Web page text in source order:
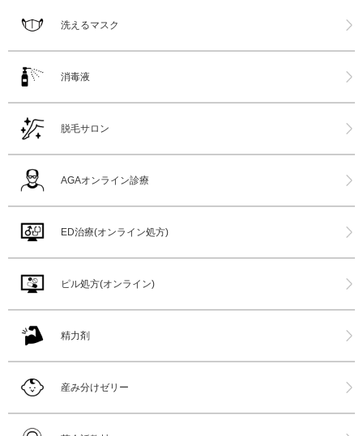
洗えるマスク
消毒液
脱毛サロン
AGAオンライン診療
ED治療(オンライン処方)
ピル処方(オンライン)
精力剤
産み分けゼリー